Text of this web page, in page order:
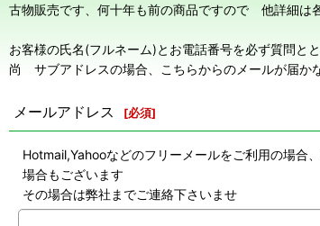
古物販売です、何十年も前の商品ですので 他詳細は
お客様の氏名(フルネーム)とお電話番号を必ず質問と
尚 サブアドレスの場合、こちらからのメールが届か
メールアドレス [必須]
Hotmail,Yahooなどのフリーメールをご利用の場合
場合もございます
その場合は弊社までご連絡下さいませ